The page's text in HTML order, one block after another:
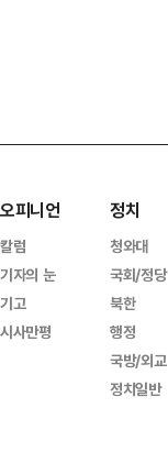
오피니언
칼럼
기자의 눈
기고
시사만평
정치
청와대
국회/정당
북한
행정
국방/외교
정치일반